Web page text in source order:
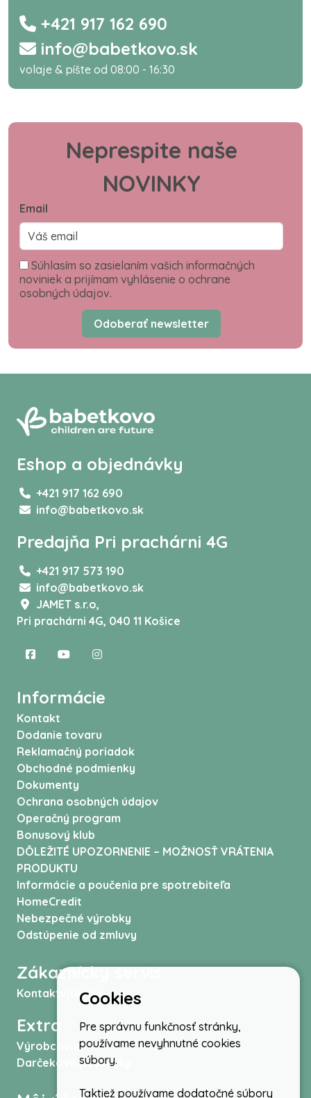
+421 917 162 690
info@babetkovo.sk
volaje & píšte od 08:00 - 16:30
Neprespite naše
NOVINKY
Email
Súhlasím so zasielaním vašich informačných
noviniek a prijímam vyhlásenie o ochrane
osobných údajov.
Odoberať newsletter
Eshop a objednávky
+421 917 162 690
info@babetkovo.sk
Predajňa Pri prachárni 4G
+421 917 573 190
info@babetkovo.sk
JAMET s.r.o,
Pri prachárni 4G, 040 11 Košice
Informácie
Kontakt
Dodanie tovaru
Reklamačný poriadok
Obchodné podmienky
Dokumenty
Ochrana osobných údajov
Operačný program
Bonusový klub
DÔLEŽITÉ UPOZORNENIE – MOŽNOSŤ VRÁTENIA
PRODUKTU
Informácie a poučenia pre spotrebiteľa
HomeCredit
Nebezpečné výrobky
Odstúpenie od zmluvy
Zákaznícky servis
Kontaktujte nás
Extra
Výrobcovia
Darčekové poukážky
Cookies
Pre správnu funkčnosť stránky,
používame nevyhnutné cookies
súbory.
Taktiež používame dodatočné súbory